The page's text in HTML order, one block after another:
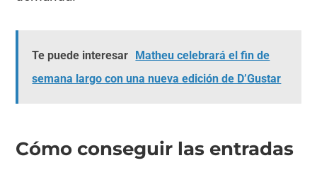
Te puede interesar
Matheu celebrará el fin de
semana largo con una nueva edición de D’Gustar
Cómo conseguir las entradas